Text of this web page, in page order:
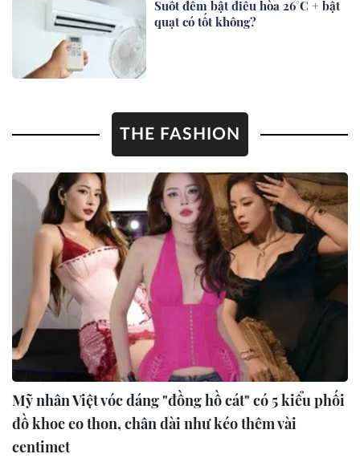
Suốt đêm bật điều hòa 26°C + bật
quạt có tốt không?
THE FASHION
Mỹ nhân Việt vóc dáng "đồng hồ cát" có 5 kiểu phối
đồ khoe eo thon, chân dài như kéo thêm vài
centimet